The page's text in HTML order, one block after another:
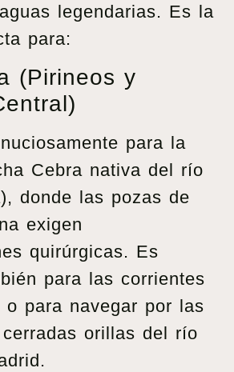
legendarias. Es la
para:
(Pirineos y
para la
Cebra nativa del río
donde las pozas de
exigen
quirúrgicas. Es
para las corrientes
para navegar por las
orillas del río